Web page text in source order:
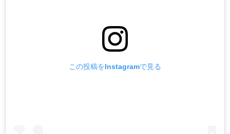
この投稿をInstagramで見る